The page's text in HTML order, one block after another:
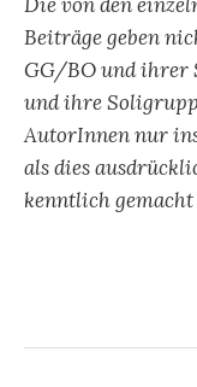
Beiträge geben
GG/BO und ihrer
und ihre
AutorInnen nur
als dies
kenntlich